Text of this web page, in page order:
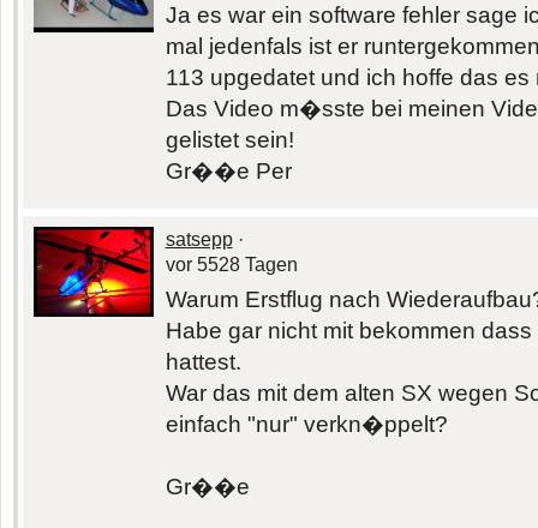
Ja es war ein software fehler sage
mal jedenfals ist er
113 upgedatet und ich hoffe das es
Das Video m�sste bei meinen
gelistet sein!
Gr��e Per
satsepp·
vor 5528 Tagen
Warum Erstflug nach
Habe gar nicht mit bekommen
hattest.
War das mit dem alten SX wegen
einfach "nur" verkn�ppelt?
Gr��e